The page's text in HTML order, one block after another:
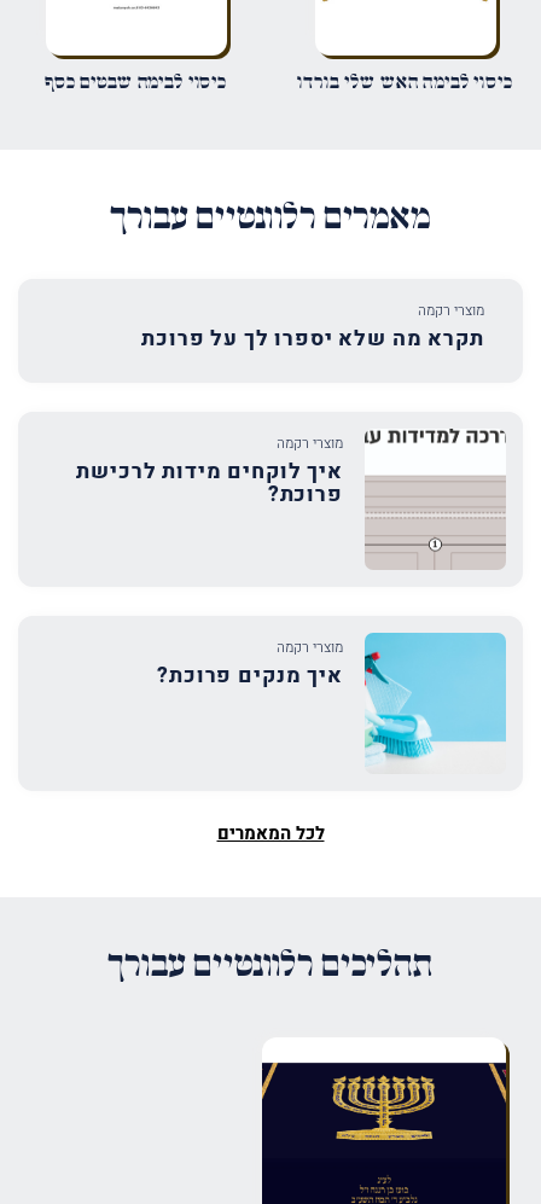
שמור בדפדפן זה את השם, האימייל והאתר שלי לפעם הבאה שאגיב.
כיסוי לבימה האש שלי בורדו כיסוי לבימה שבטים כסף
מאמרים רלוונטיים עבורך
מוצרי רקמה
תקרא מה שלא יספרו לך על פרוכת
מוצרי רקמה
איך לוקחים מידות לרכישת
פרוכת?
מוצרי רקמה
איך מנקים פרוכת?
לכל המאמרים
תהליכים רלוונטיים עבורך